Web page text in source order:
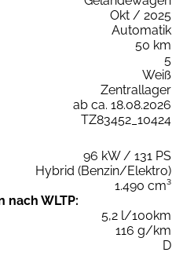
Okt / 2025
Automatik
50 km
5
Weiß
Zentrallager
ab ca. 18.08.2026
TZ83452_10424
96 kW / 131 PS
Hybrid (Benzin/Elektro)
1.490 cm³
nach WLTP:
5,2 l/100km
116 g/km
D